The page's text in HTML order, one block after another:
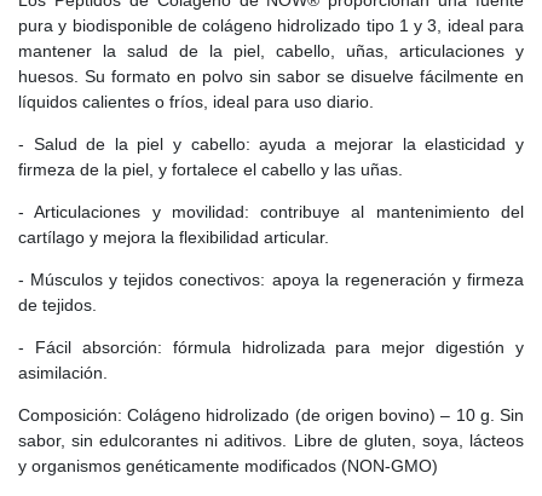
pura y biodisponible de colágeno hidrolizado tipo 1 y 3, ideal para
mantener la salud de la piel, cabello, uñas, articulaciones y
huesos. Su formato en polvo sin sabor se disuelve fácilmente en
líquidos calientes o fríos, ideal para uso diario.
- Salud de la piel y cabello: ayuda a mejorar la elasticidad y
firmeza de la piel, y fortalece el cabello y las uñas.
- Articulaciones y movilidad: contribuye al mantenimiento del
cartílago y mejora la flexibilidad articular.
- Músculos y tejidos conectivos: apoya la regeneración y firmeza
de tejidos.
- Fácil absorción: fórmula hidrolizada para mejor digestión y
asimilación.
Composición: Colágeno hidrolizado (de origen bovino) – 10 g. Sin
sabor, sin edulcorantes ni aditivos. Libre de gluten, soya, lácteos
y organismos genéticamente modificados (NON-GMO)